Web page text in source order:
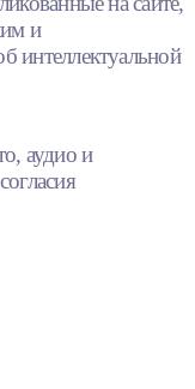
и
интеллектуальной
аудио и